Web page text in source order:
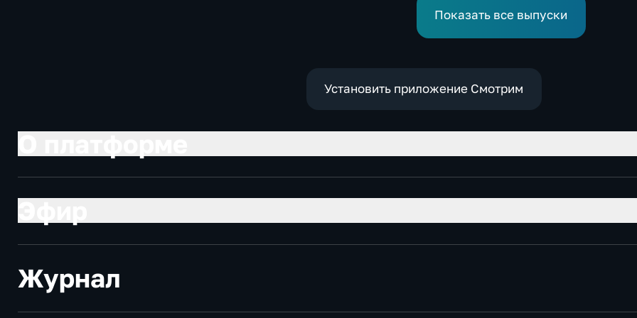
обмеления Дуная
Мадрида и
ЕС
Показать все выпуски
Установить приложение Смотрим
Журнал